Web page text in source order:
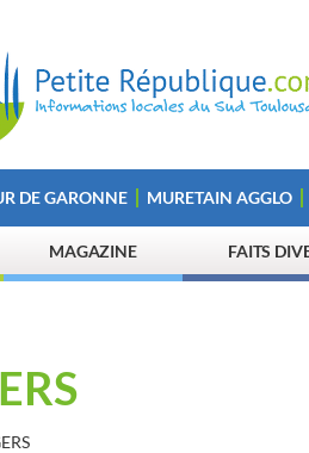
DE GARONNE MURETAIN AGGLO
MAGAZINE FAITS